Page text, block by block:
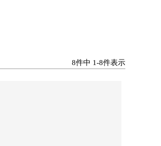
8件中 1-8件表示